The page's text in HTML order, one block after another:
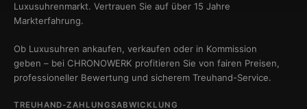
Luxusuhrenmarkt. Vertrauen Sie auf über 15 Jahre
Markterfahrung.
Ob Luxusuhren ankaufen, verkaufen oder in Kommission
geben – bei CHRONOWERK profitieren Sie von fairen Preisen,
professioneller Bewertung und sicherem Treuhand-Service.
TREUHAND-ZAHLUNGSABWICKLUNG